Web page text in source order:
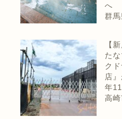
へ
群
【
た
ク
店
年
高